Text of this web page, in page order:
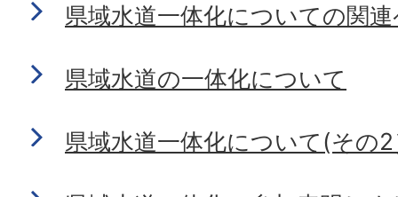
県域水道一体化についての関
県域水道の一体化について
県域水道一体化について(その